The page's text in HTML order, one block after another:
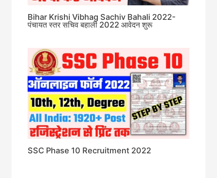
Bihar Krishi Vibhag Sachiv Bahali 2022-
पंचायत स्तर सचिव बहाली 2022 आवेदन शुरू
SSC Phase 10 Recruitment 2022